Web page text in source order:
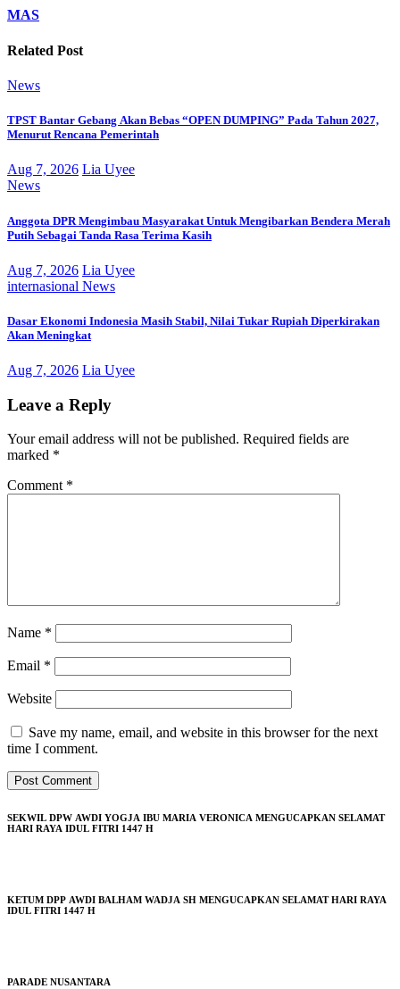
MAS
Related Post
News
TPST Bantar Gebang Akan Bebas “OPEN DUMPING” Pada Tahun 2027,
Menurut Rencana Pemerintah
Aug 7, 2026 Lia Uyee
News
Anggota DPR Mengimbau Masyarakat Untuk Mengibarkan Bendera Merah
Putih Sebagai Tanda Rasa Terima Kasih
Aug 7, 2026 Lia Uyee
internasional News
Dasar Ekonomi Indonesia Masih Stabil, Nilai Tukar Rupiah Diperkirakan
Akan Meningkat
Aug 7, 2026 Lia Uyee
Leave a Reply
Your email address will not be published. Required fields are
marked *
Comment *
Name *
Email *
Website
Save my name, email, and website in this browser for the next
time I comment.
SEKWIL DPW AWDI YOGJA IBU MARIA VERONICA MENGUCAPKAN SELAMAT
HARI RAYA IDUL FITRI 1447 H
KETUM DPP AWDI BALHAM WADJA SH MENGUCAPKAN SELAMAT HARI RAYA
IDUL FITRI 1447 H
PARADE NUSANTARA